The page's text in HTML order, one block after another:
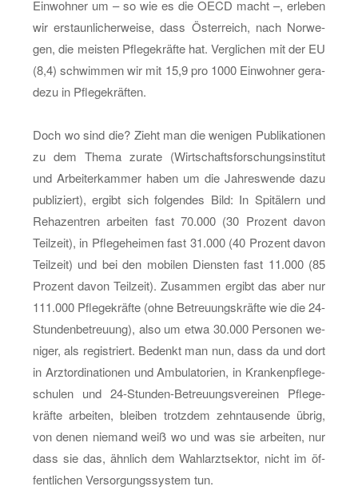
Ein­woh­ner um – so wie es die OECD macht –, er­le­ben
wir er­staun­li­cher­wei­se, dass Ös­ter­reich, nach Nor­we­
gen, die meis­ten Pfle­ge­kräf­te hat. Ver­gli­chen mit der EU
(8,4) schwim­men wir mit 15,9 pro 1000 Ein­woh­ner ge­ra­
de­zu in Pfle­ge­kräf­ten.
Doch wo sind die? Zieht man die we­ni­gen Pu­bli­ka­tio­nen
zu dem Thema zu­ra­te (Wirt­schafts­for­schungs­in­sti­tut
und Ar­bei­ter­kam­mer haben um die Jah­res­wen­de dazu
pu­bli­ziert), er­gibt sich fol­gen­des Bild: In Spi­tä­lern und
Re­ha­zen­tren ar­bei­ten fast 70.000 (30 Pro­zent davon
Teil­zeit), in Pfle­ge­hei­men fast 31.000 (40 Pro­zent davon
Teil­zeit) und bei den mo­bi­len Diens­ten fast 11.000 (85
Pro­zent davon Teil­zeit). Zu­sam­men er­gibt das aber nur
111.000 Pfle­ge­kräf­te (ohne Be­treu­ungs­kräf­te wie die 24-
Stun­den­be­treu­ung), also um etwa 30.000 Per­so­nen we­
ni­ger, als re­gis­triert. Be­denkt man nun, dass da und dort
in Arz­t­or­di­na­tio­nen und Am­bu­la­to­ri­en, in Kran­ken­pfle­ge­
schu­len und 24-Stun­den-Be­treu­ungs­ver­ei­nen Pfle­ge­
kräf­te ar­bei­ten, blei­ben trotz­dem zehn­tau­sen­de übrig,
von denen nie­mand weiß wo und was sie ar­bei­ten, nur
dass sie das, ähn­lich dem Wahl­arzt­sek­tor, nicht im öf­
fent­li­chen Ver­sor­gungs­sys­tem tun.